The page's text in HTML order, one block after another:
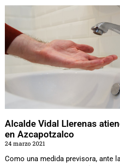
Alcalde Vidal Llerenas
en Azcapotzalco
24 marzo 2021
Como una medida previsora, ante